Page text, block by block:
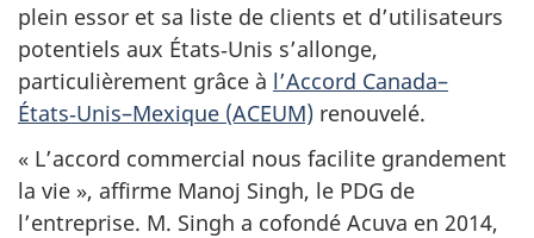
plein essor et sa liste de clients et d’utilisateurs
potentiels aux États‑Unis s’allonge,
particulièrement grâce à l’Accord Canada–
États‑Unis–Mexique (ACEUM) renouvelé.
« L’accord commercial nous facilite grandement
la vie », affirme Manoj Singh, le PDG de
l’entreprise. M. Singh a cofondé Acuva en 2014,